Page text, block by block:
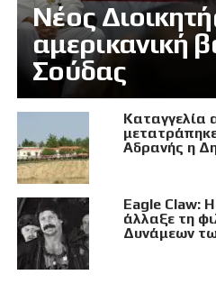
Νέος
αμερικανική
Σούδας
Καταγγελία
Αδρανής η
Eagle Claw:
άλλαξε τη
Δυνάμεων